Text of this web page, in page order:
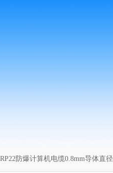
防爆计算机电缆0.8mm导体直径